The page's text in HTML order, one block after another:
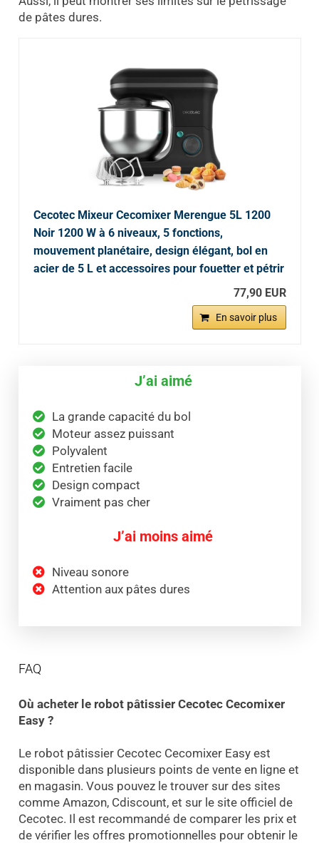
de pâtes dures.
Cecotec Mixeur Cecomixer Merengue 5L 1200
Noir 1200 W à 6 niveaux, 5 fonctions,
mouvement planétaire, design élégant, bol en
acier de 5 L et accessoires pour fouetter et pétrir
77,90 EUR
En savoir plus
J’ai aimé
La grande capacité du bol
Moteur assez puissant
Polyvalent
Entretien facile
Design compact
Vraiment pas cher
J’ai moins aimé
Niveau sonore
Attention aux pâtes dures
FAQ
Où acheter le robot pâtissier Cecotec Cecomixer
Easy ?
Le robot pâtissier Cecotec Cecomixer Easy est
disponible dans plusieurs points de vente en ligne et
en magasin. Vous pouvez le trouver sur des sites
comme Amazon, Cdiscount, et sur le site officiel de
Cecotec. Il est recommandé de comparer les prix et
de vérifier les offres promotionnelles pour obtenir le